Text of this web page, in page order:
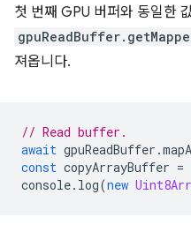
첫 번째 GPU 버퍼와 동일한
져옵니다.
// Read buffer.
await gpuReadBuffer .
const copyArrayBuffer =
console. log(new